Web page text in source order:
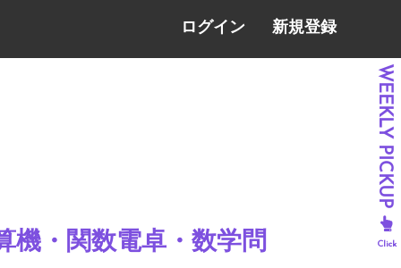
ログイン 新規登録
機・関数電卓・数学問